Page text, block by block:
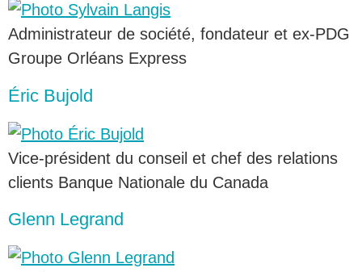
Administrateur de société, fondateur et ex-PDG
Groupe Orléans Express
Éric Bujold
Vice-président du conseil et chef des relations
clients Banque Nationale du Canada
Glenn Legrand